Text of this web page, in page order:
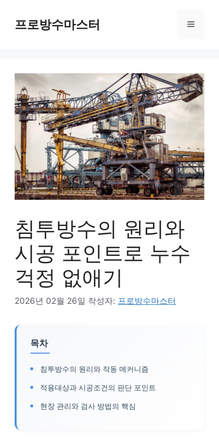
프로방수마스터 메
침투방수의 원리와
시공 포인트로 누수
걱정 없애기
2026년 02월 26일 작성자: 프로방수마스터
목차
침투방수의 원리와 작동 메커니즘
적용대상과 시공조건의 판단 포인트
현장 관리와 검사 방법의 핵심